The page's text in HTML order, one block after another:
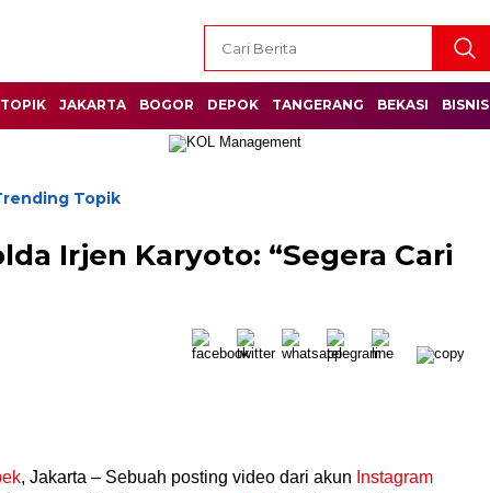
JAKARTA BOGOR DEPOK TANGERANG BEKASI BISNIS
Topik
Irjen Karyoto: “Segera Cari
, Jakarta – Sebuah posting video dari akun Instagram